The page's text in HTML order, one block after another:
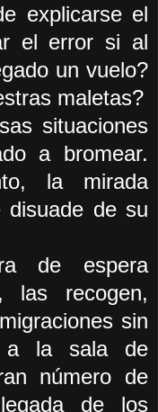
explicarse el
el error si al
un vuelo?
maletas?
situaciones
a bromear.
la mirada
disuade de su
de espera
las recogen,
sin
a la sala de
número de
de los